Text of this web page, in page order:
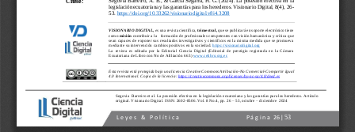
L e y e s   &   P o l í t i c a P á g i n a 26 | 53
Segovia Barreiro et al. La posesión efectiva en la legislación ecuatoriana y las garantías para los herederos.
Artículo
original. Visionario Digital. ISSN: 2602-8506. Vol. 8 No.4, pp. 26 – 53 , octubre – diciembre  2024
legislación ecuatoriana y las garantías para los herederos. Visionario Digital, 8(4), 26
53. https://doi.org/10.33262/visionariodigital.v8i4.3208
VISIONARIO DIGITAL, es una revista científica, trimestral, que se publicará en soporte electrónico tiene
como misión contribuir a la formación de profesionales competentes con visión humanística y crítica que
sean capaces de exponer sus resultados investigativos y científicos en la misma medida que se promueva
mediante su intervención cambios positivos en la sociedad. https://visionariodigital.org
La  revista  es  editada  por  la  Editorial  Ciencia  Digital  (Editorial  de  prestigio  registrada  en  la  Cámara
Ecuatoriana de Libro con No de Afiliación 663) www.celibro.org.ec
Esta revista está protegida bajo una licencia Creative Commons Atribución No Comercial-Compartir Igual
4.0 International. Copia de la licencia:
https://creativecommons.org/licenses/by nc- sa/4.0/deed.es